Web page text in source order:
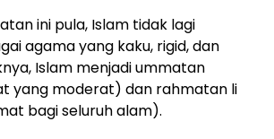
ini pula, Islam tidak lagi
agama yang kaku, rigid, dan
Islam menjadi ummatan
yang moderat) dan rahmatan li
bagi seluruh alam).